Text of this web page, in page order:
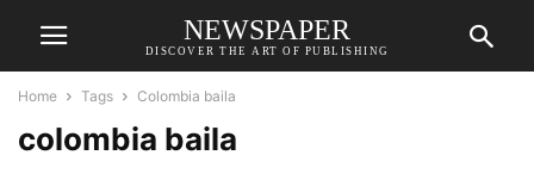
NEWSPAPER
DISCOVER THE ART OF PUBLISHING
Home Tags Colombia baila
colombia baila